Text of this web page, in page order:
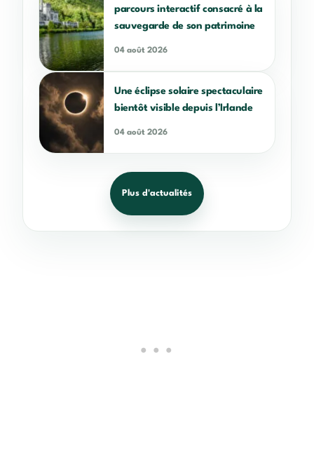
parcours interactif consacré à la
sauvegarde de son patrimoine
04 août 2026
Une éclipse solaire spectaculaire
bientôt visible depuis l’Irlande
04 août 2026
Plus d'actualités